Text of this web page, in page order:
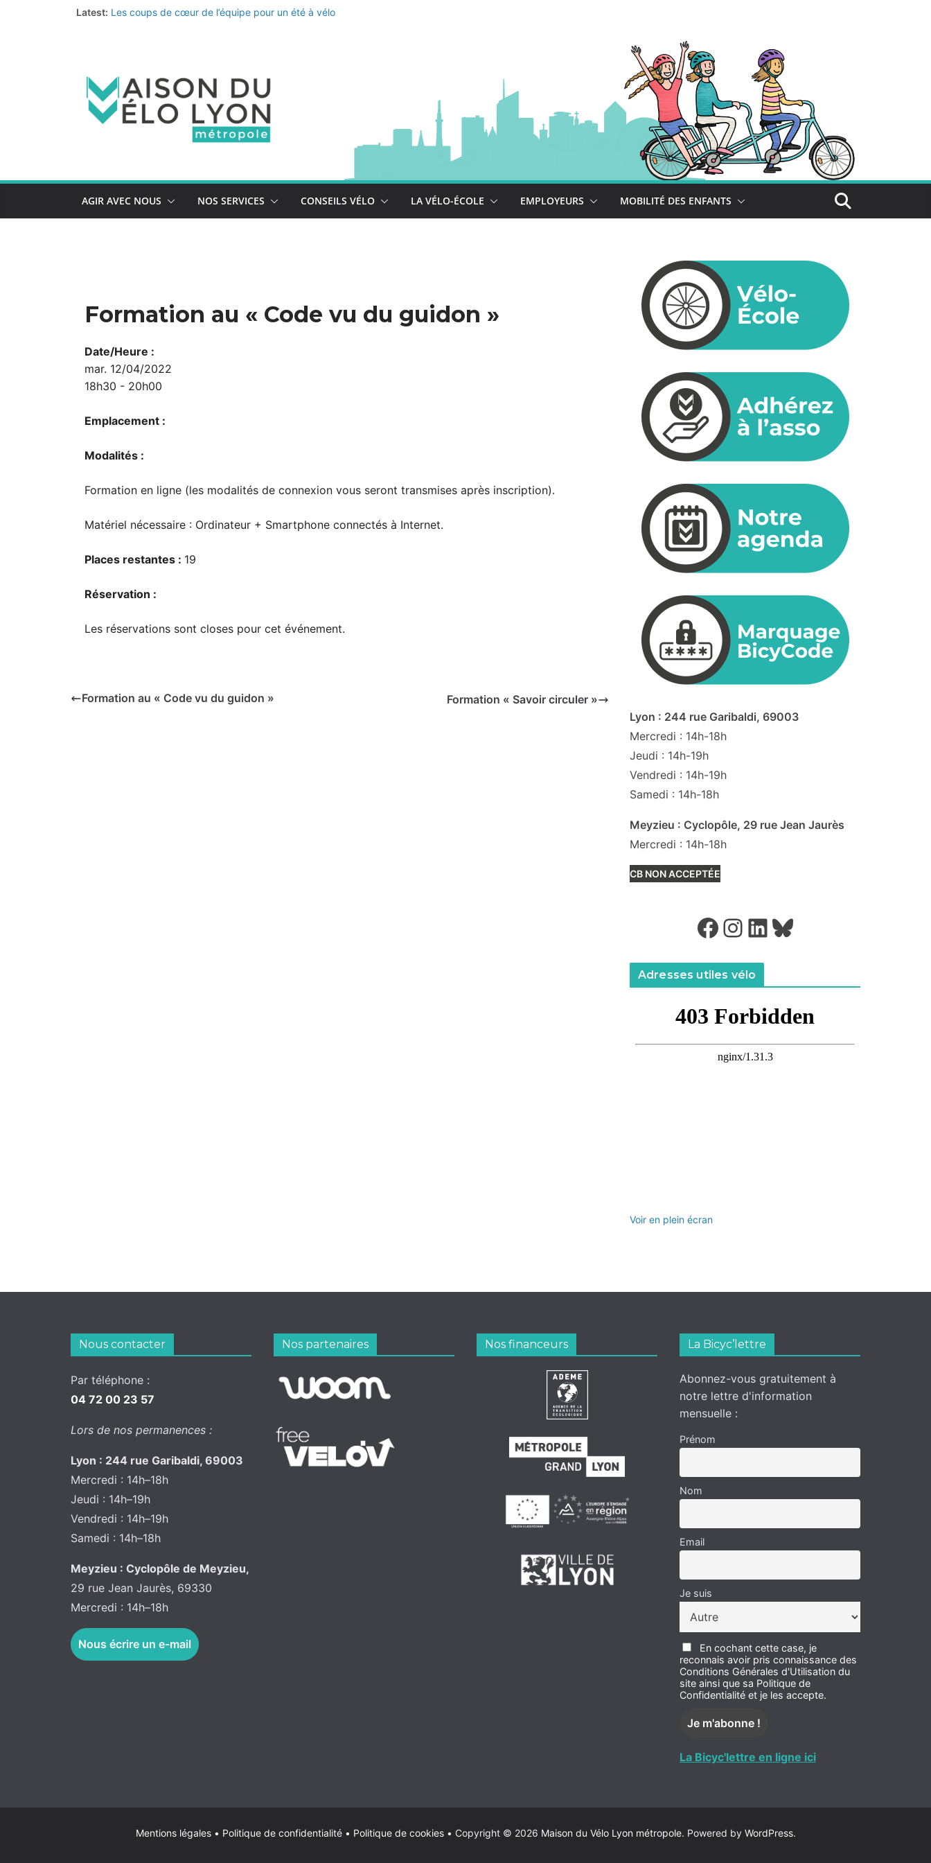
Latest: Les coups de cœur de l’équipe pour un été à vélo
AGIR AVEC NOUS NOS SERVICES CONSEILS VÉLO LA VÉLO-ÉCOLE EMPLOYEURS MOBILITÉ DES ENFANTS
Formation au « Code vu du guidon »
Date/Heure :
mar. 12/04/2022
18h30 - 20h00
Emplacement :
Modalités :
Formation en ligne (les modalités de connexion vous seront transmises après inscription).
Matériel nécessaire : Ordinateur + Smartphone connectés à Internet.
Places restantes : 19
Réservation :
Les réservations sont closes pour cet événement.
Formation au « Code vu du guidon »
Formation « Savoir circuler »
Lyon : 244 rue Garibaldi, 69003
Mercredi : 14h-18h
Jeudi : 14h-19h
Vendredi : 14h-19h
Samedi : 14h-18h
Meyzieu : Cyclopôle, 29 rue Jean Jaurès
Mercredi : 14h-18h
CB NON ACCEPTÉE
Facebook Instagram LinkedIn Bluesky
Adresses utiles vélo
Voir en plein écran
Nous contacter
Par téléphone :
04 72 00 23 57
Lors de nos permanences :
Lyon : 244 rue Garibaldi, 69003
Mercredi : 14h–18h
Jeudi : 14h–19h
Vendredi : 14h–19h
Samedi : 14h–18h
Meyzieu : Cyclopôle de Meyzieu,
29 rue Jean Jaurès, 69330
Mercredi : 14h–18h
Nous écrire un e-mail
Nos partenaires Nos financeurs La Bicyc’lettre
Abonnez-vous gratuitement à
notre lettre d'information
mensuelle :
Prénom
Nom
Email
Je suis
En cochant cette case, je
reconnais avoir pris connaissance des
Conditions Générales d'Utilisation du
site ainsi que sa Politique de
Confidentialité et je les accepte.
La Bicyc'lettre en ligne ici
Mentions légales • Politique de confidentialité • Politique de cookies • Copyright © 2026 Maison du Vélo Lyon métropole. Powered by WordPress.